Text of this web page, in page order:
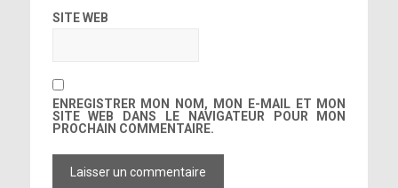
SITE WEB
ENREGISTRER MON NOM, MON E-MAIL ET MON
SITE WEB DANS LE NAVIGATEUR POUR MON
PROCHAIN COMMENTAIRE.